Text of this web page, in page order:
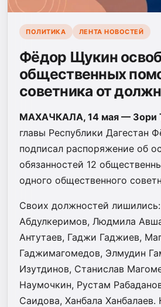
ПОЛИТИКА ЛЕНТА НОВОСТЕЙ
Фёдор Щукин
общественных
советника от
МАХАЧКАЛА, 14 мая — Зори
главы Республики Дагестан
подписал распоряжение об
обязанностей 12
одного общественного
Своих должностей
Абдулкеримов, Людмила
Антутаев, Гаджи Гаджиев,
Гаджимагомедов, Элмудин
Изутдинов, Станислав
Наумочкин, Рустам
Саидова, Ханбала Ханбалаев.